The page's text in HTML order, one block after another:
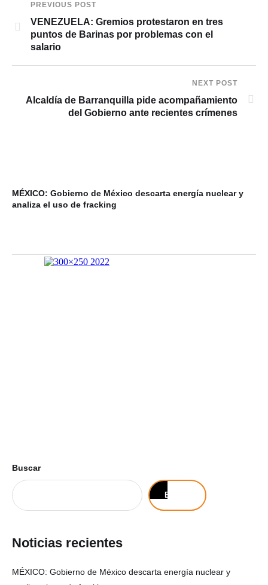
PREVIOUS POST
VENEZUELA: Gremios protestaron en tres
puntos de Barinas por problemas con el
salario
NEXT POST
Alcaldía de Barranquilla pide acompañamiento
del Gobierno ante recientes crímenes
MÉXICO: Gobierno de México descarta energía nuclear y
analiza el uso de fracking
Buscar
Buscar
Noticias recientes
MÉXICO: Gobierno de México descarta energía nuclear y